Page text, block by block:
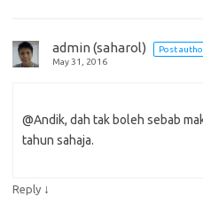
admin (saharol)
Post
May 31, 2016
@Andik, dah tak boleh sebab
tahun sahaja.
Reply ↓